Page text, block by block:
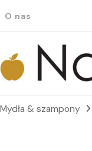
O nas
Mydła & szampony